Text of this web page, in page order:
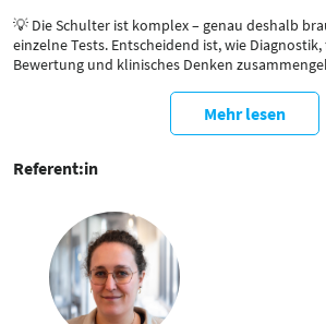
💡 Die Schulter ist komplex – genau deshalb
einzelne Tests. Entscheidend ist, wie
Bewertung und klinisches Denken
Entscheidungen zu treffen:
➡ Strukturierte Testverfahren zur Einschätzung
Anforderungen
➡ Differenzierte Steuerung von Return to
Competition
🚀 Sei dabei – wir zeigen dir, wie du Diagnostik
Entscheidungen überführst!
Mehr lesen
Referent:in